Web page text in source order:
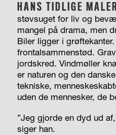
HANS TIDLIGE
støvsuget for liv og
mangel på drama, men
Biler ligger i
frontalsammenstød.
jordskred. Vindmøller
er naturen og den
tekniske,
uden de mennesker, de
”Jeg gjorde en dyd ud
siger han.